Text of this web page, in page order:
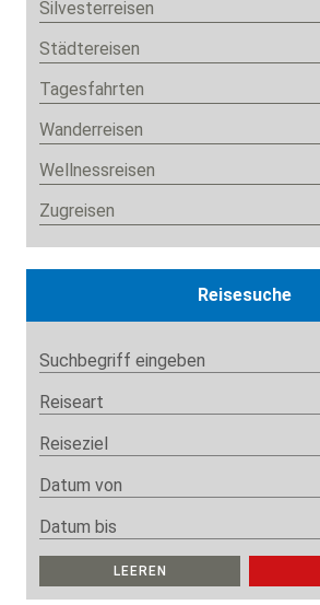
Silvesterreisen
Städtereisen
Tagesfahrten
Wanderreisen
Wellnessreisen
Zugreisen
Reisesuche
Suchbegriff eingeben
Reiseart
Reiseziel
Datum von
Datum bis
LEEREN